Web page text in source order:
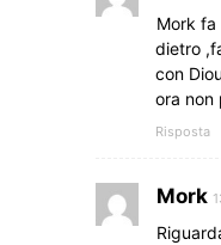
Mork fa
dietro
con
ora non
Risposta
Mork